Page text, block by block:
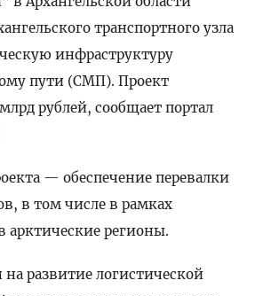
транспортного узла
инфраструктуру
пути (СМП). Проект
рублей, сообщает портал
— обеспечение перевалки
в том числе в рамках
арктические регионы.
развитие логистической